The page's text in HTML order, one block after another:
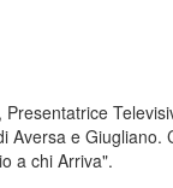
Aversa e Giugliano.
a chi Arriva".